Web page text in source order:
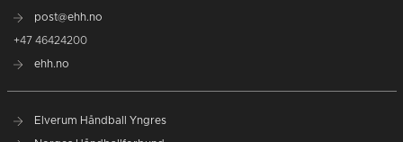
post@ehh.no
+47 46424200
ehh.no
Elverum Håndball Yngres